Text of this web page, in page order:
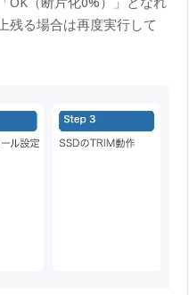
残る場合は再度実行して